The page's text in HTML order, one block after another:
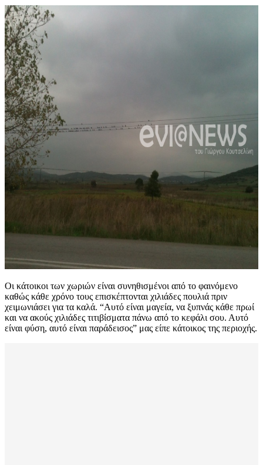
Οι κάτοικοι των χωριών είναι συνηθισμένοι από το φαινόμενο
καθώς κάθε χρόνο τους επισκέπτονται χιλιάδες πουλιά πριν
χειμωνιάσει για τα καλά. “Αυτό είναι μαγεία, να ξυπνάς κάθε πρωί
και να ακούς χιλιάδες τιτιβίσματα πάνω από το κεφάλι σου. Αυτό
είναι φύση, αυτό είναι παράδεισος” μας είπε κάτοικος της περιοχής.